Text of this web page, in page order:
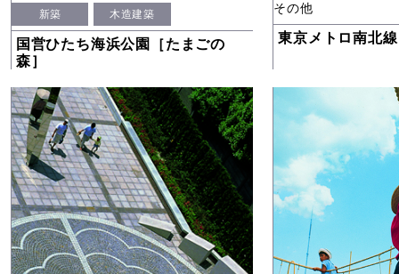
新築 木造建築
国営ひたち海浜公園［たまごの
森］
その他
東京メトロ南北線